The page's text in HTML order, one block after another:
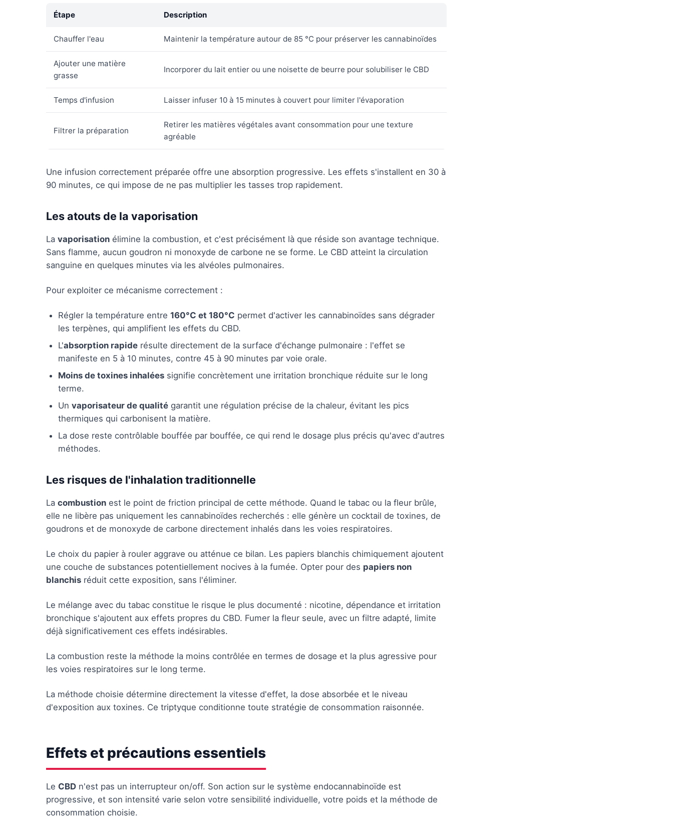
Étape Description
Chauffer l'eau Maintenir la température autour de 85 °C pour préserver les cannabinoïdes
Ajouter une matière
grasse
Incorporer du lait entier ou une noisette de beurre pour solubiliser le CBD
Temps d'infusion Laisser infuser 10 à 15 minutes à couvert pour limiter l'évaporation
Filtrer la préparation
Retirer les matières végétales avant consommation pour une texture
agréable
Une infusion correctement préparée offre une absorption progressive. Les effets s'installent en 30 à
90 minutes, ce qui impose de ne pas multiplier les tasses trop rapidement.
Les atouts de la vaporisation
La vaporisation élimine la combustion, et c'est précisément là que réside son avantage technique.
Sans flamme, aucun goudron ni monoxyde de carbone ne se forme. Le CBD atteint la circulation
sanguine en quelques minutes via les alvéoles pulmonaires.
Pour exploiter ce mécanisme correctement :
Régler la température entre 160°C et 180°C permet d'activer les cannabinoïdes sans dégrader
les terpènes, qui amplifient les effets du CBD.
L'absorption rapide résulte directement de la surface d'échange pulmonaire : l'effet se
manifeste en 5 à 10 minutes, contre 45 à 90 minutes par voie orale.
Moins de toxines inhalées signifie concrètement une irritation bronchique réduite sur le long
terme.
Un vaporisateur de qualité garantit une régulation précise de la chaleur, évitant les pics
thermiques qui carbonisent la matière.
La dose reste contrôlable bouffée par bouffée, ce qui rend le dosage plus précis qu'avec d'autres
méthodes.
Les risques de l'inhalation traditionnelle
La combustion est le point de friction principal de cette méthode. Quand le tabac ou la fleur brûle,
elle ne libère pas uniquement les cannabinoïdes recherchés : elle génère un cocktail de toxines, de
goudrons et de monoxyde de carbone directement inhalés dans les voies respiratoires.
Le choix du papier à rouler aggrave ou atténue ce bilan. Les papiers blanchis chimiquement ajoutent
une couche de substances potentiellement nocives à la fumée. Opter pour des papiers non
blanchis réduit cette exposition, sans l'éliminer.
Le mélange avec du tabac constitue le risque le plus documenté : nicotine, dépendance et irritation
bronchique s'ajoutent aux effets propres du CBD. Fumer la fleur seule, avec un filtre adapté, limite
déjà significativement ces effets indésirables.
La combustion reste la méthode la moins contrôlée en termes de dosage et la plus agressive pour
les voies respiratoires sur le long terme.
La méthode choisie détermine directement la vitesse d'effet, la dose absorbée et le niveau
d'exposition aux toxines. Ce triptyque conditionne toute stratégie de consommation raisonnée.
Effets et précautions essentiels
Le CBD n'est pas un interrupteur on/off. Son action sur le système endocannabinoïde est
progressive, et son intensité varie selon votre sensibilité individuelle, votre poids et la méthode de
consommation choisie.